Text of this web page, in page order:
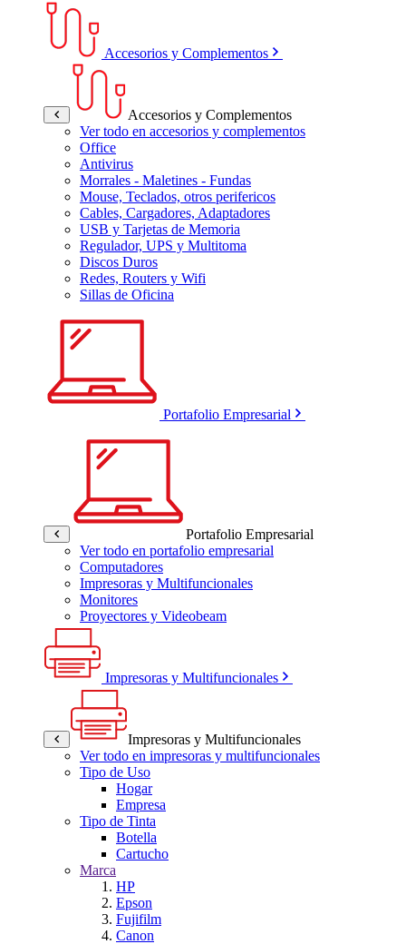
Accesorios y Complementos
Accesorios y Complementos
Ver todo en accesorios y complementos
Office
Antivirus
Morrales - Maletines - Fundas
Mouse, Teclados, otros perifericos
Cables, Cargadores, Adaptadores
USB y Tarjetas de Memoria
Regulador, UPS y Multitoma
Discos Duros
Redes, Routers y Wifi
Sillas de Oficina
Portafolio Empresarial
Portafolio Empresarial
Ver todo en portafolio empresarial
Computadores
Impresoras y Multifuncionales
Monitores
Proyectores y Videobeam
Impresoras y Multifuncionales
Impresoras y Multifuncionales
Ver todo en impresoras y multifuncionales
Tipo de Uso
Hogar
Empresa
Tipo de Tinta
Botella
Cartucho
Marca
HP
Epson
Fujifilm
Canon